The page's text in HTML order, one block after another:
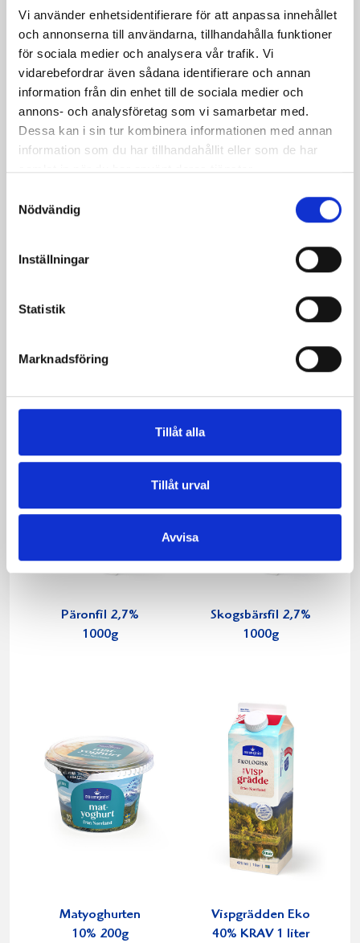
Vi använder enhetsidentifierare för att anpassa innehållet
och annonserna till användarna, tillhandahålla funktioner
för sociala medier och analysera vår trafik. Vi
vidarebefordrar även sådana identifierare och annan
information från din enhet till de sociala medier och
annons- och analysföretag som vi samarbetar med.
Dessa kan i sin tur kombinera informationen med annan
information som du har tillhandahållit eller som de har
samlat in när du har använt deras tjänster.
Nödvändig
Inställningar
Statistik
Marknadsföring
Tillåt alla
Tillåt urval
Avvisa
Produkter i receptet:
Mellanmjölk
Jordgubbsfil 2,7%
Päronfil 2,7%
1000g
Skogsbärsfil 2,7%
1000g
Matyoghurten
10% 200g
Vispgrädden Eko
40% KRAV 1 liter